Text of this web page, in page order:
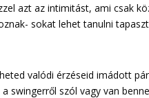
azt az intimitást, ami csak
sokat lehet tanulni
valódi érzéseid imádott
swingerről szól vagy van